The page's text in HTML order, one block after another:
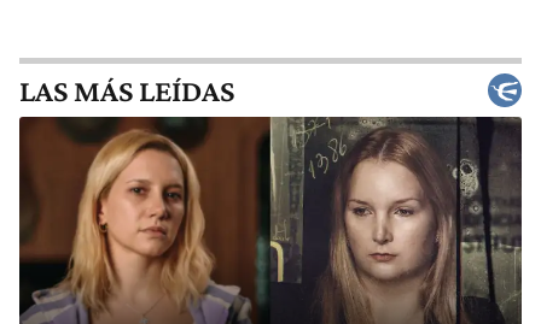
LAS MÁS LEÍDAS